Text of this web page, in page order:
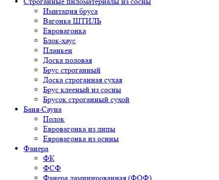
Имитация бруса
Вагонка ШТИЛЬ
Евровагонка
Блок-хаус
Планкен
Доска половая
Брус строганный
Доска строганная сухая
Брус клееный из сосны
Брусок строганный сухой
Баня-Сауна
Полок
Евровагонка из липы
Евровагонка из осины
Фанера
ФК
ФСФ
Фанера ламинированная (ФОФ)